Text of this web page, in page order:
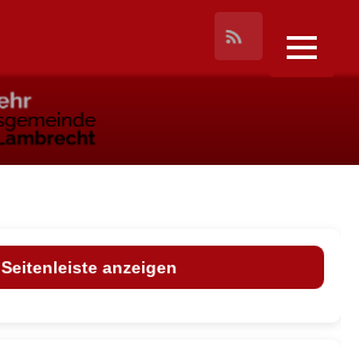
Seitenleiste anzeigen